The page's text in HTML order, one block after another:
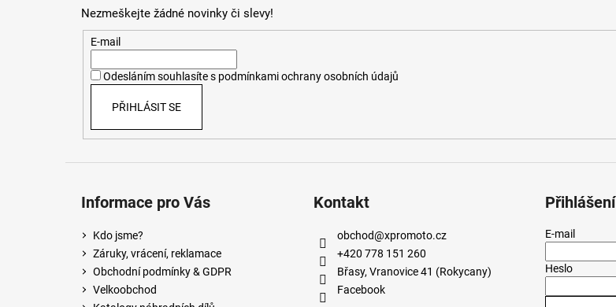
Nezmeškejte žádné novinky či slevy!
E-mail
Odesláním souhlasíte s podmínkami ochrany osobních údajů
PŘIHLÁSIT SE
Informace pro Vás
Kdo jsme?
Záruky, vrácení, reklamace
Obchodní podmínky & GDPR
Velkoobchod
Kontakt
obchod@xpromoto.cz
+420 778 151 260
Břasy, Vranovice 41 (Rokycany)
Facebook
Přihlášení
E-mail
Heslo